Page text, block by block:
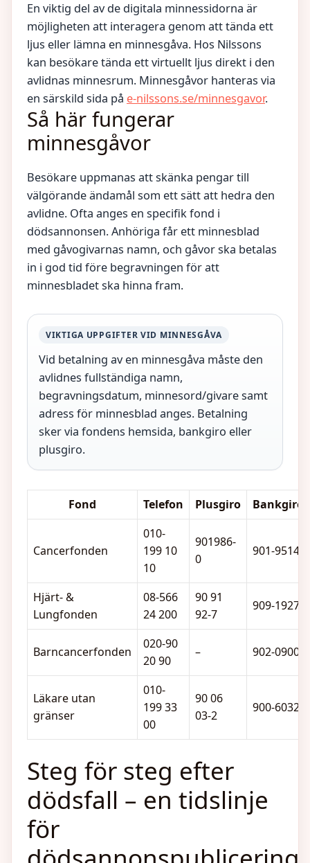
En viktig del av de digitala minnessidorna är
möjligheten att interagera genom att tända ett
ljus eller lämna en minnesgåva. Hos Nilssons
kan besökare tända ett virtuellt ljus direkt i den
avlidnas minnesrum. Minnesgåvor hanteras via
en särskild sida på e-nilssons.se/minnesgavor.
Så här fungerar
minnesgåvor
Besökare uppmanas att skänka pengar till
välgörande ändamål som ett sätt att hedra den
avlidne. Ofta anges en specifik fond i
dödsannonsen. Anhöriga får ett minnesblad
med gåvogivarnas namn, och gåvor ska betalas
in i god tid före begravningen för att
minnesbladet ska hinna fram.
VIKTIGA UPPGIFTER VID MINNESGÅVA
Vid betalning av en minnesgåva måste den
avlidnes fullständiga namn,
begravningsdatum, minnesord/givare samt
adress för minnesblad anges. Betalning
sker via fondens hemsida, bankgiro eller
plusgiro.
Fond Telefon Plusgiro Bankgiro
Cancerfonden
010-
199 10
10
901986-
0
901-9514
Hjärt- &
Lungfonden
08-566
24 200
90 91
92-7
909-1927
Barncancerfonden
020-90
20 90
– 902-0900
Läkare utan
gränser
010-
199 33
00
90 06
03-2
900-6032
Steg för steg efter
dödsfall – en tidslinje
för